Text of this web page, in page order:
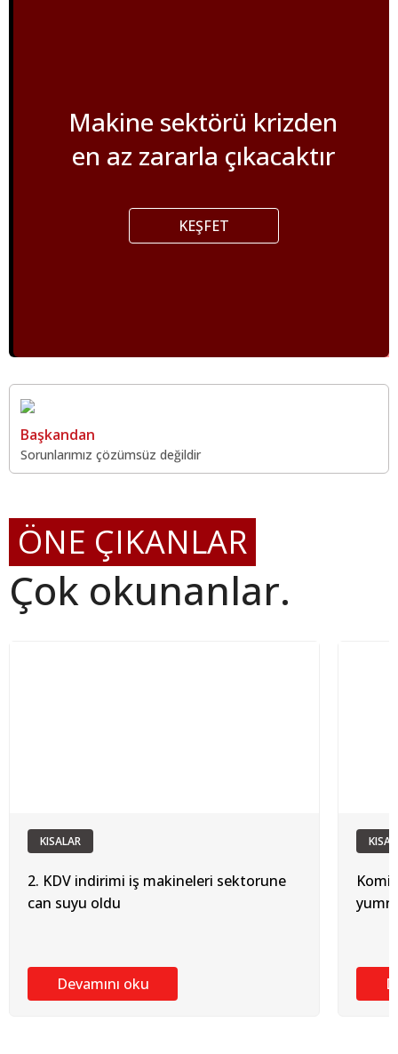
Makine sektörü krizden
en az zararla çıkacaktır
KEŞFET
Başkandan
Sorunlarımız çözümsüz değildir
ÖNE ÇIKANLAR
Çok okunanlar.
KISALAR
2. KDV indirimi iş makineleri sektorune
can suyu oldu
Devamını oku